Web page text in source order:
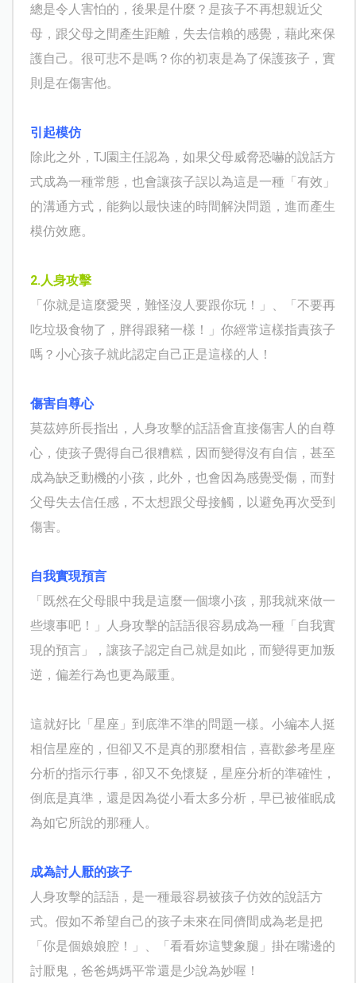
總是令人害怕的，後果是什麼？是孩子不再想親近父
母，跟父母之間產生距離，失去信賴的感覺，藉此來保
護自己。很可悲不是嗎？你的初衷是為了保護孩子，實
則是在傷害他。
引起模仿
除此之外， TJ 園主任認為，如果父母威脅恐嚇的說話方
式成為一種常態，也會讓孩子誤以為這是一種「有效」
的溝通方式，能夠以最快速的時間解決問題，進而產生
模仿效應。
2.人身攻擊
「你就是這麼愛哭，難怪沒人要跟你玩！」、「不要再
吃垃圾食物了，胖得跟豬一樣！」你經常這樣指責孩子
嗎？小心孩子就此認定自己正是這樣的人！
傷害自尊心
莫茲婷所長指出，人身攻擊的話語會直接傷害人的自尊
心，使孩子覺得自己很糟糕，因而變得沒有自信，甚至
成為缺乏動機的小孩，此外，也會因為感覺受傷，而對
父母失去信任感，不太想跟父母接觸，以避免再次受到
傷害。
自我實現預言
「既然在父母眼中我是這麼一個壞小孩，那我就來做一
些壞事吧！」人身攻擊的話語很容易成為一種「自我實
現的預言」，讓孩子認定自己就是如此，而變得更加叛
逆，偏差行為也更為嚴重。
這就好比「星座」到底準不準的問題一樣。小編本人挺
相信星座的，但卻又不是真的那麼相信，喜歡參考星座
分析的指示行事，卻又不免懷疑，星座分析的準確性，
倒底是真準，還是因為從小看太多分析，早已被催眠成
為如它所說的那種人。
成為討人厭的孩子
人身攻擊的話語，是一種最容易被孩子仿效的說話方
式。假如不希望自己的孩子未來在同儕間成為老是把
「你是個娘娘腔！」、「看看妳這雙象腿」掛在嘴邊的
討厭鬼，爸爸媽媽平常還是少說為妙喔！